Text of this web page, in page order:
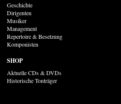
Geschichte
Dirigenten
Musiker
Management
Repertoire & Besetzung
Komponisten
SHOP
Aktuelle CDs & DVDs
Historische Tonträger